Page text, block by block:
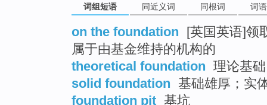
词组短语 同近义词 同根词 词
on the foundation [英国英语]领
属于由基金维持的机构的
theoretical foundation 理论基础
solid foundation 基础雄厚；实
foundation pit 基坑